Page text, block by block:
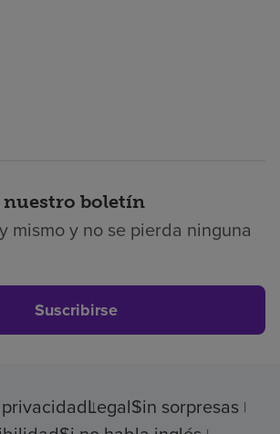
nuestro boletín
mismo y no se pierda ninguna
Suscribirse
LegalSin sorpresas